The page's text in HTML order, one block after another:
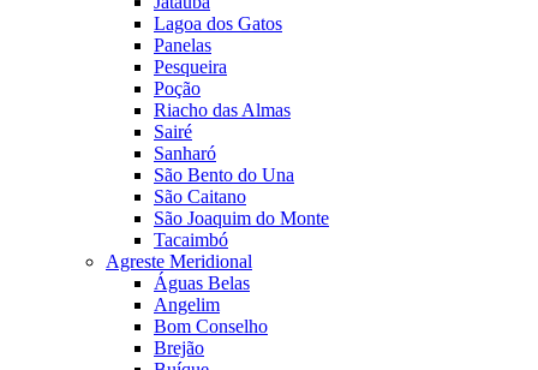
Lagoa dos Gatos
Panelas
Pesqueira
Poção
Riacho das Almas
Sairé
Sanharó
São Bento do Una
São Caitano
São Joaquim do Monte
Tacaimbó
Agreste Meridional
Águas Belas
Angelim
Bom Conselho
Brejão